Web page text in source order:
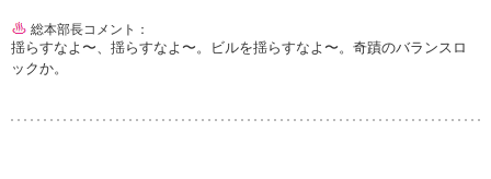
総本部長コメント：
揺らすなよ〜、揺らすなよ〜。ビルを揺らすなよ〜。奇蹟のバランスロ
ックか。